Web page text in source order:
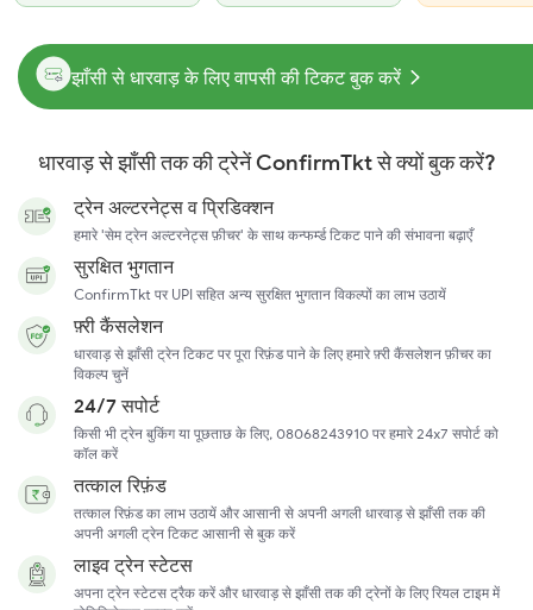
झाँसी से धारवाड़ के लिए वापसी की टिकट बुक करें
धारवाड़ से झाँसी तक की ट्रेनें ConfirmTkt से क्यों बुक करें?
ट्रेन अल्टरनेट्स व प्रिडिक्शन
हमारे 'सेम ट्रेन अल्टरनेट्स फ़ीचर' के साथ कन्फर्म्ड टिकट पाने की संभावना बढ़ाएँ
सुरक्षित भुगतान
ConfirmTkt पर UPI सहित अन्य सुरक्षित भुगतान विकल्पों का लाभ उठायें
फ़्री कैंसलेशन
धारवाड़ से झाँसी ट्रेन टिकट पर पूरा रिफ़ंड पाने के लिए हमारे फ़्री कैंसलेशन फ़ीचर का
विकल्प चुनें
24/7 सपोर्ट
किसी भी ट्रेन बुकिंग या पूछताछ के लिए, 08068243910 पर हमारे 24x7 सपोर्ट को
कॉल करें
तत्काल रिफ़ंड
तत्काल रिफ़ंड का लाभ उठायें और आसानी से अपनी अगली धारवाड़ से झाँसी तक की
अपनी अगली ट्रेन टिकट आसानी से बुक करें
लाइव ट्रेन स्टेटस
अपना ट्रेन स्टेटस ट्रैक करें और धारवाड़ से झाँसी तक की ट्रेनों के लिए रियल टाइम में